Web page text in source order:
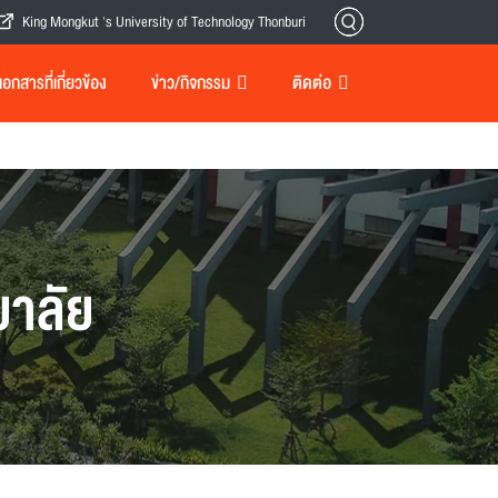
King Mongkut 's University of Technology Thonburi
กสารที่เกี่ยวข้อง ข่าว/กิจกรรม ติดต่อ
ลัย